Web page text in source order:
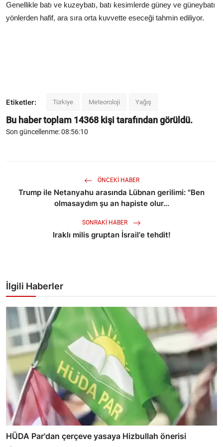
Genellikle batı ve kuzeybatı, batı kesimlerde güney ve güneybatı
yönlerden hafif, ara sıra orta kuvvette eseceği tahmin ediliyor.
Etiketler: Türkiye Meteoroloji Yağış
Bu haber toplam 14368 kişi tarafından görüldü.
Son güncellenme: 08:56:10
ÖNCEKI HABER
Trump ile Netanyahu arasında Lübnan gerilimi: "Ben
olmasaydım şu an hapiste olur...
SONRAKI HABER
Iraklı milis gruptan İsrail'e tehdit!
İlgili Haberler
HÜDA Par'dan çerçeve yasaya Hizbullah önerisi